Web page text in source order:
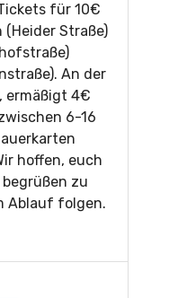
für 10€
(Heider Straße)
An der
ermäßigt 4€
6-16
hoffen, euch
zu
Ablauf folgen.